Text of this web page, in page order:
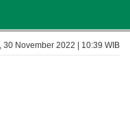
30 November 2022 | 10:39 WIB